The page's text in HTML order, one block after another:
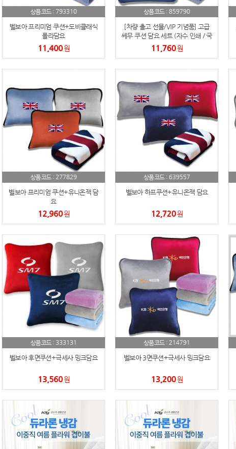
상품코드 : 793310
벨보아 프리미엄 쿠션+도비클래식
폴라담요
11,400원
상품코드 : 859790
[차량 출고 선물/VIP 기념품] 고급
쎄무 쿠션 담요 세트 (자수 인쇄 / 국
산 폴라폴리스 / 겨울 판촉물) 쎄무2
면 쿠션+도비클래식 담요
11,760원
상품코드 : 277829
벨보아 프리미엄 쿠션+유니온잭 담
요
12,960원
상품코드 : 639557
벨보아 하프쿠션+유니온잭 담요
12,720원
상품코드 : 333131
벨보아 후면쿠션+극세사 밍크담요
13,560원
상품코드 : 214791
벨보아 3면쿠션+극세사 밍크담요
13,200원